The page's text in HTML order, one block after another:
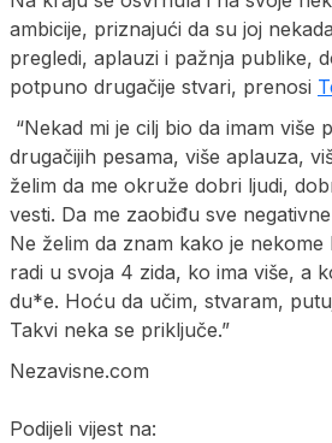
ambicije, priznajući da su joj
pregledi, aplauzi i pažnja publike,
potpuno drugačije stvari, prenosi
“Nekad mi je cilj bio da imam više
drugačijih pesama, više aplauza,
želim da me okruže dobri ljudi,
vesti. Da me zaobiđu sve
Ne želim da znam kako je
radi u svoja 4 zida, ko ima više, a
du*e. Hoću da učim, stvaram,
Takvi neka se priključe.”
Nezavisne.com
Podijeli vijest na: